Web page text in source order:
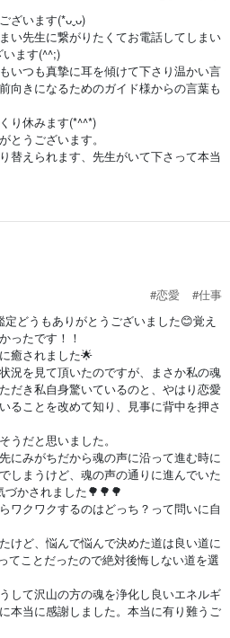
ざいます(*ᴗˬᴗ)
い先生に繋がりたくてお電話してしまい
ます(^^;)
いつも真摯に耳を傾けて下さり温かい言
向きになるためのガイド様からの言葉も
り休みます(*^^*)
とうございます。
替えられます、先生がいて下さって本当
#恋愛
#仕事
どうもありがとうございました😊覚え
ったです！！
癒されました🌟
況を見て頂いたのですが、まさか私の魂
だき私自身驚いているのと、やはり恋愛
ることを改めて知り、見事に背中を押さ
うだと思いました。
にみがちだから魂の声に沿って進む時に
しまうけど、魂の声の通りに進んでいた
かされました🌳🌳🌳
ワクワクするのはどっち？って問いに自
けど、悩んで悩んで決めた道は良い道に
てことだったので絶対後悔しない道を選
して沢山の方の魂を浄化し良いエネルギ
本当に感謝しました。本当に有り難うご